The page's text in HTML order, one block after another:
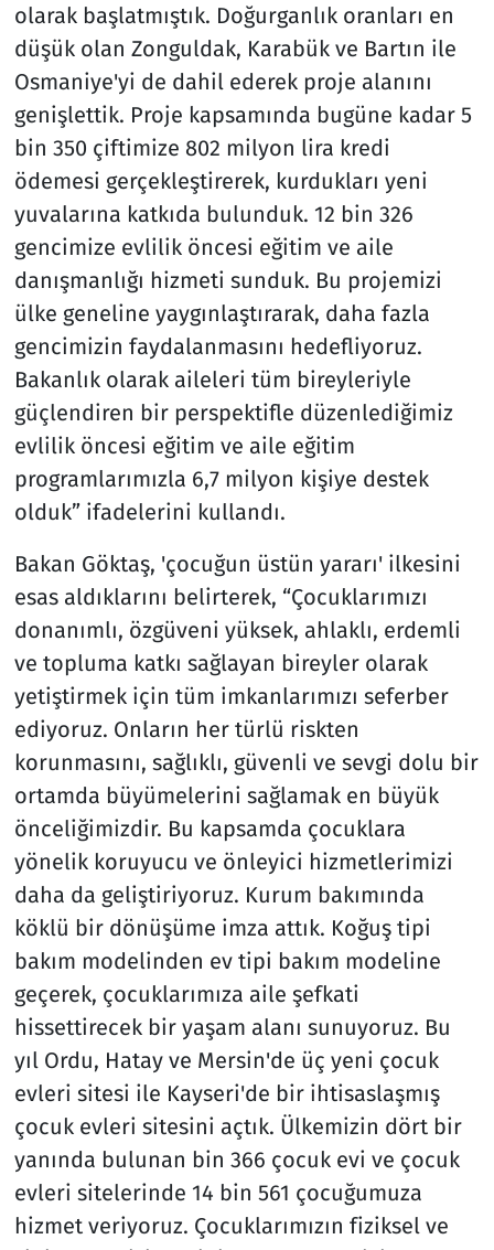
olarak başlatmıştık. Doğurganlık oranları en
düşük olan Zonguldak, Karabük ve Bartın ile
Osmaniye'yi de dahil ederek proje alanını
genişlettik. Proje kapsamında bugüne kadar 5
bin 350 çiftimize 802 milyon lira kredi
ödemesi gerçekleştirerek, kurdukları yeni
yuvalarına katkıda bulunduk. 12 bin 326
gencimize evlilik öncesi eğitim ve aile
danışmanlığı hizmeti sunduk. Bu projemizi
ülke geneline yaygınlaştırarak, daha fazla
gencimizin faydalanmasını hedefliyoruz.
Bakanlık olarak aileleri tüm bireyleriyle
güçlendiren bir perspektifle düzenlediğimiz
evlilik öncesi eğitim ve aile eğitim
programlarımızla 6,7 milyon kişiye destek
olduk” ifadelerini kullandı.
Bakan Göktaş, 'çocuğun üstün yararı' ilkesini
esas aldıklarını belirterek, “Çocuklarımızı
donanımlı, özgüveni yüksek, ahlaklı, erdemli
ve topluma katkı sağlayan bireyler olarak
yetiştirmek için tüm imkanlarımızı seferber
ediyoruz. Onların her türlü riskten
korunmasını, sağlıklı, güvenli ve sevgi dolu bir
ortamda büyümelerini sağlamak en büyük
önceliğimizdir. Bu kapsamda çocuklara
yönelik koruyucu ve önleyici hizmetlerimizi
daha da geliştiriyoruz. Kurum bakımında
köklü bir dönüşüme imza attık. Koğuş tipi
bakım modelinden ev tipi bakım modeline
geçerek, çocuklarımıza aile şefkati
hissettirecek bir yaşam alanı sunuyoruz. Bu
yıl Ordu, Hatay ve Mersin'de üç yeni çocuk
evleri sitesi ile Kayseri'de bir ihtisaslaşmış
çocuk evleri sitesini açtık. Ülkemizin dört bir
yanında bulunan bin 366 çocuk evi ve çocuk
evleri sitelerinde 14 bin 561 çocuğumuza
hizmet veriyoruz. Çocuklarımızın fiziksel ve